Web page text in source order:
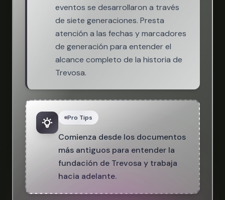
eventos se desarrollaron a través
de siete generaciones. Presta
atención a las fechas y marcadores
de generación para entender el
alcance completo de la historia de
Trevosa.
Pro Tips
Comienza desde los documentos
más antiguos para entender la
fundación de Trevosa y trabaja
hacia adelante.